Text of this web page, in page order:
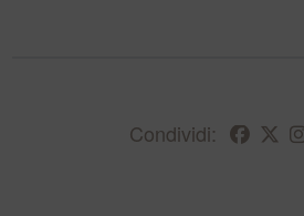
Condividi: